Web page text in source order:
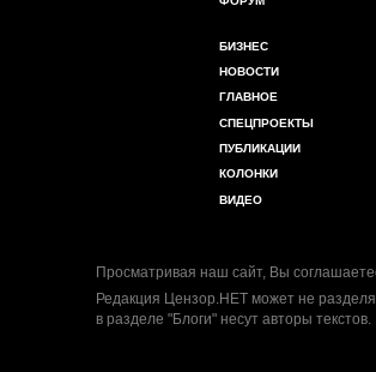
БИЗНЕС
НОВОСТИ
ГЛАВНОЕ
СПЕЦПРОЕКТЫ
ПУБЛИКАЦИИ
КОЛОНКИ
ВИДЕО
Просматривая наш сайт, Вы
Редакция Цензор.НЕТ может не
в разделе "Блоги" несут авторы текстов.